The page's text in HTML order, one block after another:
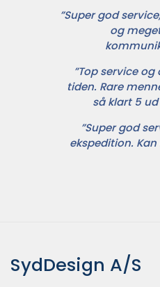
”Super god
og
”Top service
tiden. Rare
så klart 5
”Super god
ekspedition.
SydDesign A/S